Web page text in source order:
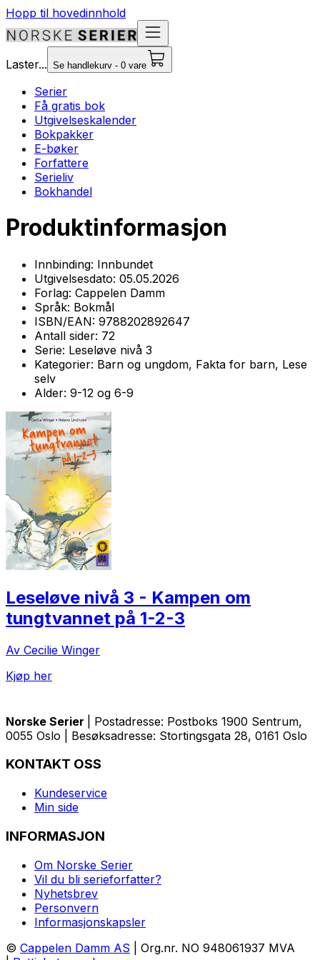
Hopp til hovedinnhold
Laster... Se handlekurv - 0 vare
Serier
Få gratis bok
Utgivelseskalender
Bokpakker
E-bøker
Forfattere
Serieliv
Bokhandel
Produktinformasjon
Innbinding: Innbundet
Utgivelsesdato: 05.05.2026
Forlag: Cappelen Damm
Språk: Bokmål
ISBN/EAN: 9788202892647
Antall sider: 72
Serie: Leseløve nivå 3
Kategorier: Barn og ungdom, Fakta for barn, Lese
selv
Alder: 9-12 og 6-9
Leseløve nivå 3 - Kampen om
tungtvannet på 1-2-3
Av Cecilie Winger
Kjøp her
Norske Serier
| Postadresse: Postboks 1900 Sentrum,
0055 Oslo | Besøksadresse: Stortingsgata 28, 0161 Oslo
KONTAKT OSS
Kundeservice
Min side
INFORMASJON
Om Norske Serier
Vil du bli serieforfatter?
Nyhetsbrev
Personvern
Informasjonskapsler
© Cappelen Damm AS | Org.nr. NO 948061937 MVA